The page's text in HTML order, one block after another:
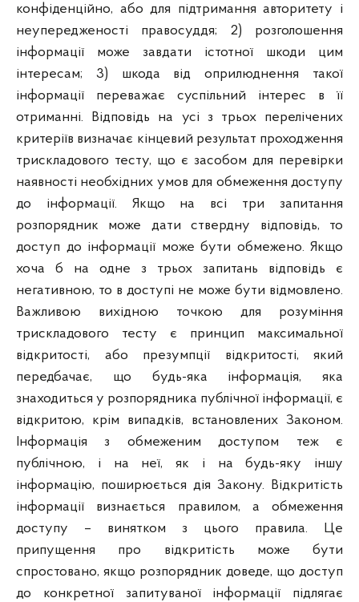
конфіденційно, або для підтримання авторитету і
неупередженості правосуддя; 2) розголошення
інформації може завдати істотної шкоди цим
інтересам; 3) шкода від оприлюднення такої
інформації переважає суспільний інтерес в її
отриманні. Відповідь на усі з трьох перелічених
критеріїв визначає кінцевий результат проходження
трискладового тесту, що є засобом для перевірки
наявності необхідних умов для обмеження доступу
до інформації. Якщо на всі три запитання
розпорядник може дати ствердну відповідь, то
доступ до інформації може бути обмежено. Якщо
хоча б на одне з трьох запитань відповідь є
негативною, то в доступі не може бути відмовлено.
Важливою вихідною точкою для розуміння
трискладового тесту є принцип максимальної
відкритості, або презумпції відкритості, який
передбачає, що будь-яка інформація, яка
знаходиться у розпорядника публічної інформації, є
відкритою, крім випадків, встановлених Законом.
Інформація з обмеженим доступом теж є
публічною, і на неї, як і на будь-яку іншу
інформацію, поширюється дія Закону. Відкритість
інформації визнається правилом, а обмеження
доступу – винятком з цього правила. Це
припущення про відкритість може бути
спростовано, якщо розпорядник доведе, що доступ
до конкретної запитуваної інформації підлягає